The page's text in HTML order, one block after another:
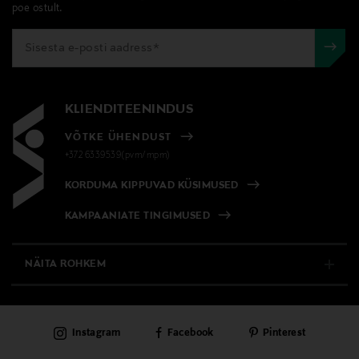
poe ostult.
KLIENDITEENINDUS
VÕTKE ÜHENDUST
+372 6339539(pvm/mpm)
KORDUMA KIPPUVAD KÜSIMUSED
KAMPAANIATE TINGIMUSED
NÄITA ROHKEM
PÜSIKLIENDITEENINDUS
Instagram Facebook Pinterest